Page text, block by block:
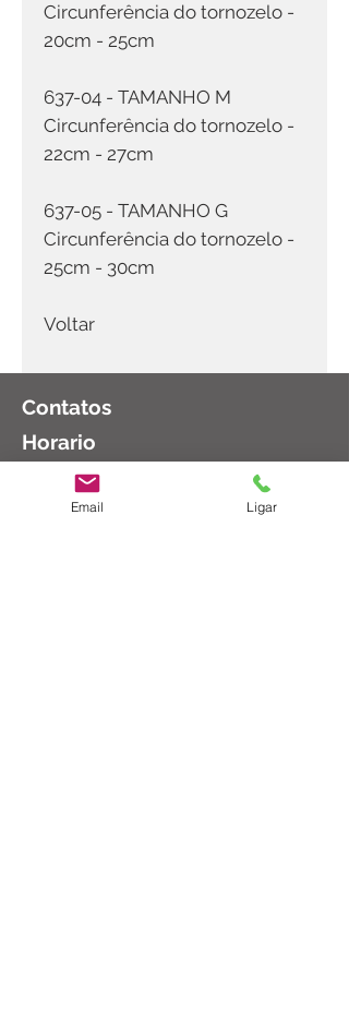
Circunferência do tornozelo -
20cm - 25cm
637-04 - TAMANHO M
Circunferência do tornozelo -
22cm - 27cm
637-05 - TAMANHO G
Circunferência do tornozelo -
25cm - 30cm
Voltar
Contatos
Horario
Email Ligar